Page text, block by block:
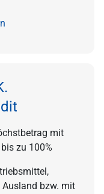
mit
zu 100%
bzw. mit